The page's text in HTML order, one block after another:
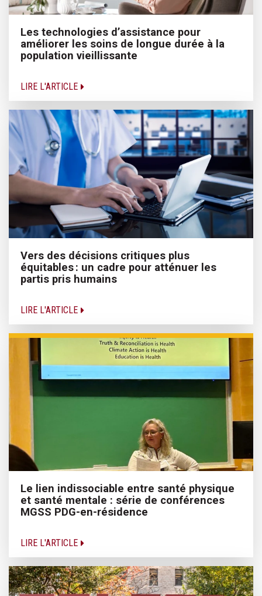
Les technologies d’assistance pour
améliorer les soins de longue durée à la
population vieillissante
LIRE L'ARTICLE
Vers des décisions critiques plus
équitables : un cadre pour atténuer les
partis pris humains
LIRE L'ARTICLE
Le lien indissociable entre santé physique
et santé mentale : série de conférences
MGSS PDG-en-résidence
LIRE L'ARTICLE